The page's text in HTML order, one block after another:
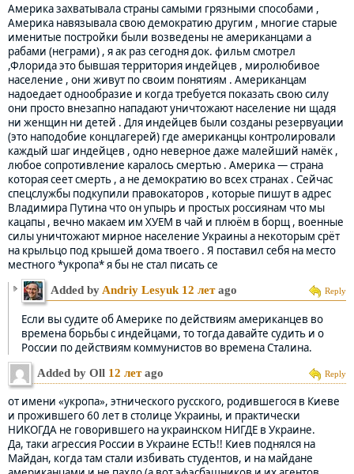
Америка захватывала страны самыми грязными способами ,
Америка навязывала свою демократию другим , многие старые
именитые постройки были возведены не американцами а
рабами (неграми) , я ак раз сегодня док. фильм смотрел
,Флорида это бывшая территория индейцев , миролюбивое
население , они живут по своим понятиям . Американцам
надоедает однообразие и когда требуется показать свою силу
они просто внезапно нападают уничтожают население ни щадя
ни женщин ни детей . Для индейцев были созданы резервуации
(это наподобие концлагерей) где американцы контролировали
каждый шаг индейцев , одно неверное даже малейший намёк ,
любое сопротивление каралось смертью . Америка — страна
которая сеет смерть , а не демократию во всех странах . Сейчас
спецслужбы подкупили правокаторов , которые пишут в адрес
Владимира Путина что он упырь и простых россиянам что мы
кацапы , вечно макаем им ХУЕМ в чай и плюём в борщ , военные
силы уничтожают мирное население Украины а некоторым срёт
на крыльцо под крышей дома твоего . Я поставил себя на место
местного *укропа* я бы не стал писать се
Reply
Added byAndriy Lesyuk 12 летago
Если вы судите об Америке по действиям американцев во
времена борьбы с индейцами, то тогда давайте судить и о
России по действиям коммунистов во времена Сталина.
Reply
Added by Oll 12 летago
от имени «укропа», этнического русского, родившегося в Киеве
и прожившего 60 лет в столице Украины, и практически
НИКОГДА не говорившего на украинском НИГДЕ в Украине.
Да, таки агрессия России в Украине ЕСТЬ!! Киев поднялся на
Майдан, когда там стали избивать студентов, и на майдане